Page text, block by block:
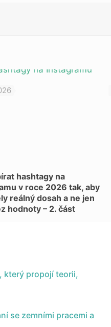
hashtagy na
v roce 2026 tak, aby
reálný dosah a ne jen
hodnoty – 2. část
který propojí teorii,
se zemními pracemi a